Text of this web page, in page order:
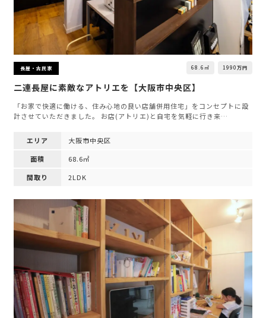
長屋・古民家 68.6㎡ 1990万円
二連長屋に素敵なアトリエを【大阪市中央区】
「お家で快適に働ける、住み心地の良い店舗併用住宅」をコンセプトに設
計させていただきました。 お店(アトリエ)と自宅を気軽に行き来…
エリア
大阪市中央区
面積
68.6㎡
間取り
2LDK